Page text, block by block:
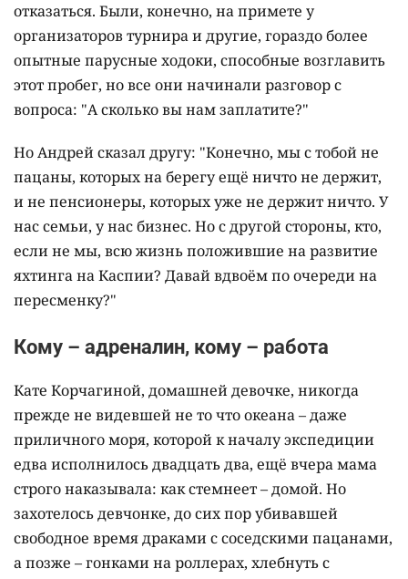
отказаться. Были, конечно, на примете у
организаторов турнира и другие, гораздо более
опытные парусные ходоки, способные возглавить
этот пробег, но все они начинали разговор с
вопроса: "А сколько вы нам заплатите?"
Но Андрей сказал другу: "Конечно, мы с тобой не
пацаны, которых на берегу ещё ничто не держит,
и не пенсионеры, которых уже не держит ничто. У
нас семьи, у нас бизнес. Но с другой стороны, кто,
если не мы, всю жизнь положившие на развитие
яхтинга на Каспии? Давай вдвоём по очереди на
пересменку?"
Кому – адреналин, кому – работа
Кате Корчагиной, домашней девочке, никогда
прежде не видевшей не то что океана – даже
приличного моря, которой к началу экспедиции
едва исполнилось двадцать два, ещё вчера мама
строго наказывала: как стемнеет – домой. Но
захотелось девчонке, до сих пор убивавшей
свободное время драками с соседскими пацанами,
а позже – гонками на роллерах, хлебнуть с